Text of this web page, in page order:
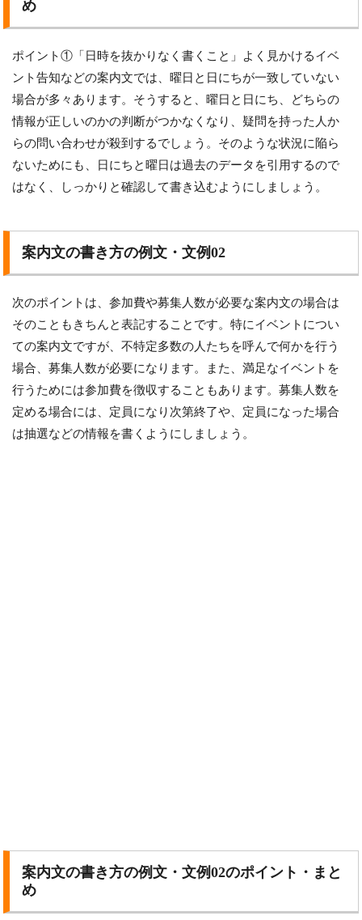
め
ポイント①「日時を抜かりなく書くこと」よく見かけるイベ
ント告知などの案内文では、曜日と日にちが一致していない
場合が多々あります。そうすると、曜日と日にち、どちらの
情報が正しいのかの判断がつかなくなり、疑問を持った人か
らの問い合わせが殺到するでしょう。そのような状況に陥ら
ないためにも、日にちと曜日は過去のデータを引用するので
はなく、しっかりと確認して書き込むようにしましょう。
案内文の書き方の例文・文例02
次のポイントは、参加費や募集人数が必要な案内文の場合は
そのこともきちんと表記することです。特にイベントについ
ての案内文ですが、不特定多数の人たちを呼んで何かを行う
場合、募集人数が必要になります。また、満足なイベントを
行うためには参加費を徴収することもあります。募集人数を
定める場合には、定員になり次第終了や、定員になった場合
は抽選などの情報を書くようにしましょう。
案内文の書き方の例文・文例02のポイント・まと
め